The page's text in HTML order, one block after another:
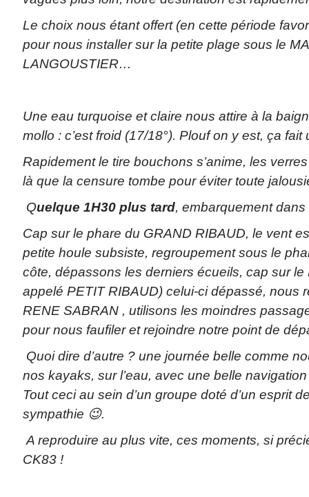
Le choix nous étant offert (en cette période
pour nous installer sur la petite plage sous le
LANGOUSTIER…
Une eau turquoise et claire nous attire à la
mollo : c’est froid (17/18°). Plouf on y est, ça fait
Rapidement le tire bouchons s’anime, les
là que la censure tombe pour éviter toute
Quelque 1H30 plus tard, embarquement
Cap sur le phare du GRAND RIBAUD, le vent
petite houle subsiste, regroupement sous le
côte, dépassons les derniers écueils, cap sur le
appelé PETIT RIBAUD) celui-ci dépassé, nous
RENE SABRAN , utilisons les moindres
pour nous faufiler et rejoindre notre point de
Quoi dire d’autre ? une journée belle comme
nos kayaks, sur l’eau, avec une belle
Tout ceci au sein d’un groupe doté d’un esprit
sympathie 😉.
A reproduire au plus vite, ces moments, si
CK83 !